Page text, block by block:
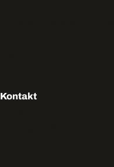
Kontakt